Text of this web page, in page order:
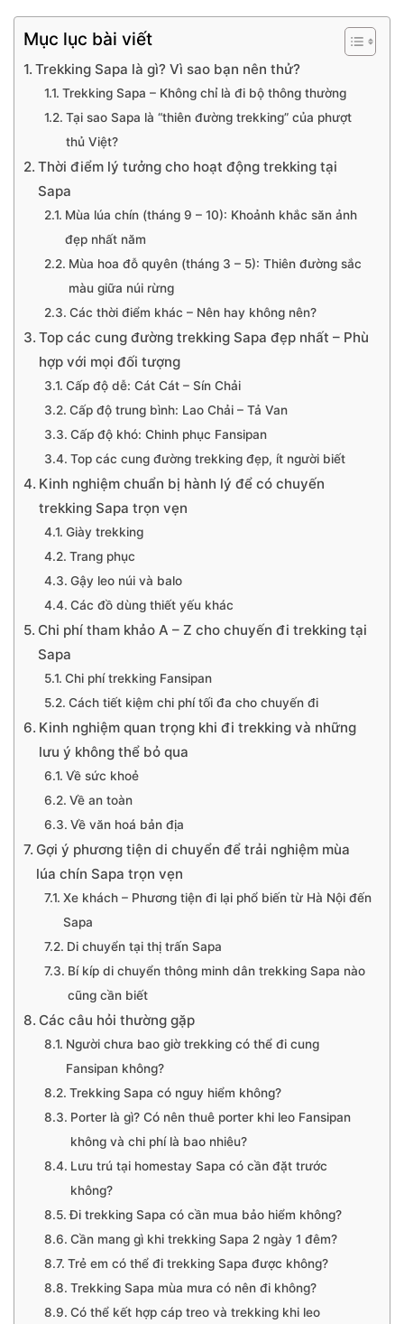
Mục lục bài viết
Trekking Sapa là gì? Vì sao bạn nên thử?
Trekking Sapa – Không chỉ là đi bộ thông thường
Tại sao Sapa là “thiên đường trekking” của phượt
thủ Việt?
Thời điểm lý tưởng cho hoạt động trekking tại
Sapa
Mùa lúa chín (tháng 9 – 10): Khoảnh khắc săn ảnh
đẹp nhất năm
Mùa hoa đỗ quyên (tháng 3 – 5): Thiên đường sắc
màu giữa núi rừng
Các thời điểm khác – Nên hay không nên?
Top các cung đường trekking Sapa đẹp nhất – Phù
hợp với mọi đối tượng
Cấp độ dễ: Cát Cát – Sín Chải
Cấp độ trung bình: Lao Chải – Tả Van
Cấp độ khó: Chinh phục Fansipan
Top các cung đường trekking đẹp, ít người biết
Kinh nghiệm chuẩn bị hành lý để có chuyến
trekking Sapa trọn vẹn
Giày trekking
Trang phục
Gậy leo núi và balo
Các đồ dùng thiết yếu khác
Chi phí tham khảo A – Z cho chuyến đi trekking tại
Sapa
Chi phí trekking Fansipan
Cách tiết kiệm chi phí tối đa cho chuyến đi
Kinh nghiệm quan trọng khi đi trekking và những
lưu ý không thể bỏ qua
Về sức khoẻ
Về an toàn
Về văn hoá bản địa
Gợi ý phương tiện di chuyển để trải nghiệm mùa
lúa chín Sapa trọn vẹn
Xe khách – Phương tiện đi lại phổ biến từ Hà Nội đến
Sapa
Di chuyển tại thị trấn Sapa
Bí kíp di chuyển thông minh dân trekking Sapa nào
cũng cần biết
Các câu hỏi thường gặp
Người chưa bao giờ trekking có thể đi cung
Fansipan không?
Trekking Sapa có nguy hiểm không?
Porter là gì? Có nên thuê porter khi leo Fansipan
không và chi phí là bao nhiêu?
Lưu trú tại homestay Sapa có cần đặt trước
không?
Đi trekking Sapa có cần mua bảo hiểm không?
Cần mang gì khi trekking Sapa 2 ngày 1 đêm?
Trẻ em có thể đi trekking Sapa được không?
Trekking Sapa mùa mưa có nên đi không?
Có thể kết hợp cáp treo và trekking khi leo